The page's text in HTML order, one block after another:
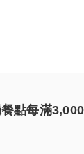
點每滿